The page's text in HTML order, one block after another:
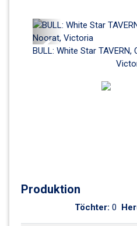
BULL: White Star
Previous
Produktion
Töchter: 0